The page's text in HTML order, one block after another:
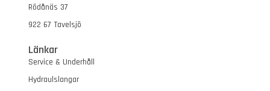
Rödånäs 37
922 67 Tavelsjö
Länkar
Service & Underhåll
Hydraulslangar